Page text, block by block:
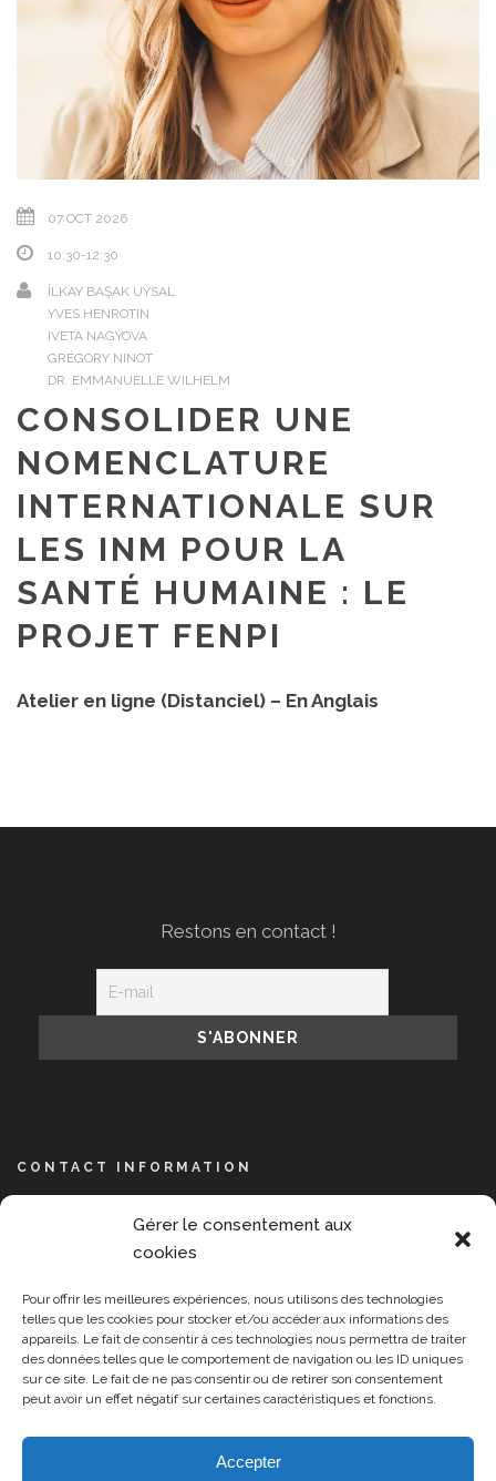
Gérer le consentement aux
cookies
Pour offrir les meilleures expériences, nous utilisons des technologies
telles que les cookies pour stocker et/ou accéder aux informations des
appareils. Le fait de consentir à ces technologies nous permettra de traiter
des données telles que le comportement de navigation ou les ID uniques
sur ce site. Le fait de ne pas consentir ou de retirer son consentement
peut avoir un effet négatif sur certaines caractéristiques et fonctions.
Accepter
07 OCT 2026
10:30-12:30
İLKAY BAŞAK UYSAL
YVES HENROTIN
IVETA NAGYOVA
GRÉGORY NINOT
DR. EMMANUELLE WILHELM
CONSOLIDER UNE
NOMENCLATURE
INTERNATIONALE SUR
LES INM POUR LA
SANTÉ HUMAINE : LE
PROJET FENPI
Atelier en ligne (Distanciel) – En Anglais
Restons en contact !
CONTACT INFORMATION
NPIS, 14 avenue de l’Opéra, 75001 Paris
+33 609 889 391
Lundi-Vendredi 9:00-17:00